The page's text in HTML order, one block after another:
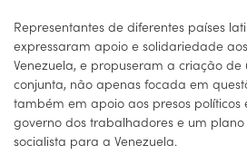
Representantes de diferentes países
expressaram apoio e solidariedade
Venezuela, e propuseram a criação
conjunta, não apenas focada em
também em apoio aos presos políticos
governo dos trabalhadores e um
socialista para a Venezuela.